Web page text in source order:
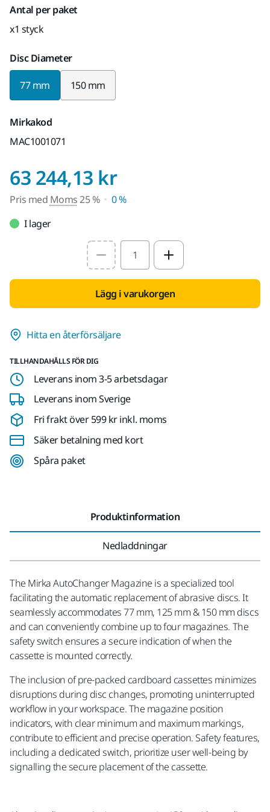
Antal per paket
x1 styck
Disc Diameter
77 mm 150 mm
Mirkakod
MAC1001071
63 244,13 krPris med Moms
Pris med Moms25 %
0 %
I lager
Select quantity value
Lägg i varukorgen
Hitta en återförsäljare
TILLHANDAHÅLLS FÖR DIG
Leverans inom 3-5 arbetsdagar
Leverans inom Sverige
Fri frakt över 599 kr inkl. moms
Säker betalning med kort
Spåra paket
Produktinformation
Nedladdningar
The Mirka AutoChanger Magazine is a specialized tool
facilitating the automatic replacement of abrasive discs. It
seamlessly accommodates 77 mm, 125 mm & 150 mm discs
and can conveniently combine up to four magazines. The
safety switch ensures a secure indication of when the
cassette is mounted correctly.
The inclusion of pre-packed cardboard cassettes minimizes
disruptions during disc changes, promoting uninterrupted
workflow in your workspace. The magazine position
indicators, with clear minimum and maximum markings,
contribute to efficient and precise operation. Safety features,
including a dedicated switch, prioritize user well-being by
signalling the secure placement of the cassette.